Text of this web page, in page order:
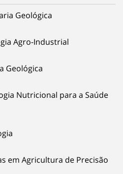
Geológica
Agro-Industrial
Geológica
Nutricional para a Saúde
em Agricultura de Precisão